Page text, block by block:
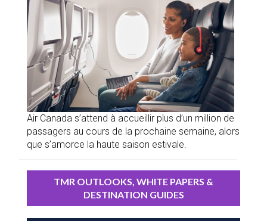
Air Canada s’attend à accueillir plus d’un million de
passagers au cours de la prochaine semaine, alors
que s’amorce la haute saison estivale.
TMR OUTLOOKS, WHITE PAPERS &
DESTINATION GUIDES